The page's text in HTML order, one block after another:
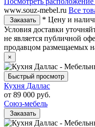
www.souz-mebel.ru Все
Заказать
* Цену и
Условия доставки
не является публичной
продавцом размещаемых
×
Быстрый просмотр
Кухня Даллас
от 89 000 руб.
Союз-мебель
Заказать